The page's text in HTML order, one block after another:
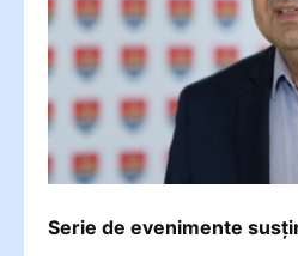
Serie de evenimente